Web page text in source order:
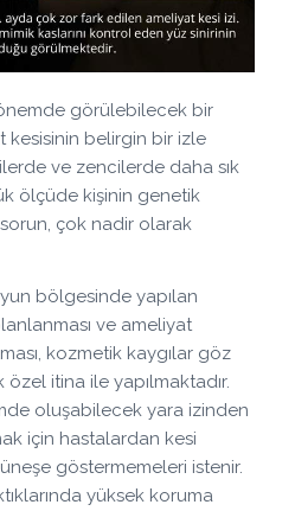
görülebilecek bir
kesisinin belirgin bir izle
ve zencilerde daha sık
ölçüde kişinin genetik
çok nadir olarak
bölgesinde yapılan
ve ameliyat
kozmetik kaygılar göz
itina ile yapılmaktadır.
oluşabilecek yara izinden
için hastalardan kesi
göstermemeleri istenir.
yüksek koruma